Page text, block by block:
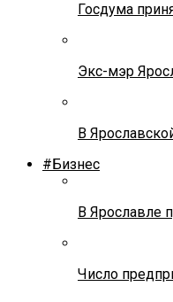
Госдума
Экс-мэр
В
#Бизнес
В Ярославле
Число